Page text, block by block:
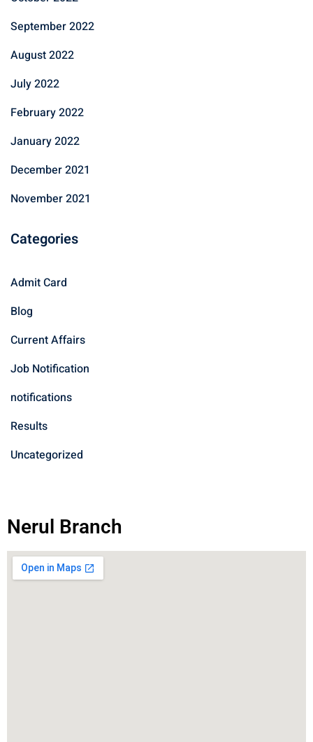
September 2022
August 2022
July 2022
February 2022
January 2022
December 2021
November 2021
Categories
Admit Card
Blog
Current Affairs
Job Notification
notifications
Results
Uncategorized
Nerul Branch